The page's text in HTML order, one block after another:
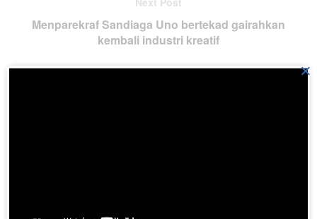
Menparekraf Sandiaga Uno bertekad gairahkan
kembali industri kreatif
×